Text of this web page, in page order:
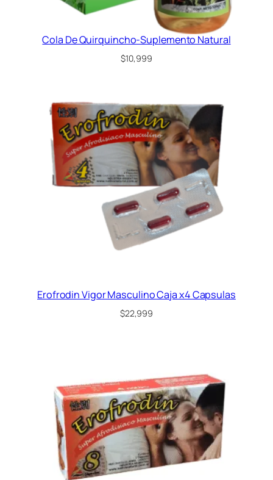
Cola De Quirquincho-Suplemento Natural
$10,999
Erofrodin Vigor Masculino Caja x4 Capsulas
$22,999